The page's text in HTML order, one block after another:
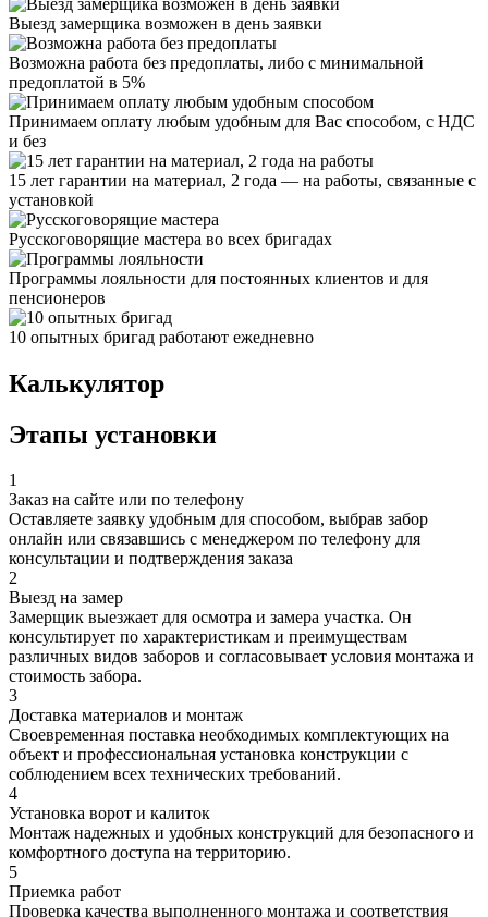
Выезд замерщика возможен в день заявки
Возможна работа без предоплаты, либо с минимальной
предоплатой в 5%
Принимаем оплату любым удобным для Вас способом, с НДС
и без
15 лет гарантии на материал, 2 года — на работы, связанные с
установкой
Русскоговорящие мастера во всех бригадах
Программы лояльности для постоянных клиентов и для
пенсионеров
10 опытных бригад работают ежедневно
Калькулятор
Этапы установки
1
Заказ на сайте или по телефону
Оставляете заявку удобным для способом, выбрав забор
онлайн или связавшись с менеджером по телефону для
консультации и подтверждения заказа
2
Выезд на замер
Замерщик выезжает для осмотра и замера участка. Он
консультирует по характеристикам и преимуществам
различных видов заборов и согласовывает условия монтажа и
стоимость забора.
3
Доставка материалов и монтаж
Своевременная поставка необходимых комплектующих на
объект и профессиональная установка конструкции с
соблюдением всех технических требований.
4
Установка ворот и калиток
Монтаж надежных и удобных конструкций для безопасного и
комфортного доступа на территорию.
5
Приемка работ
Проверка качества выполненного монтажа и соответствия